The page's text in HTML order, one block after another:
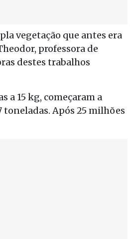
vegetação que antes era
professora de
destes trabalhos
a 15 kg, começaram a
toneladas. Após 25 milhões